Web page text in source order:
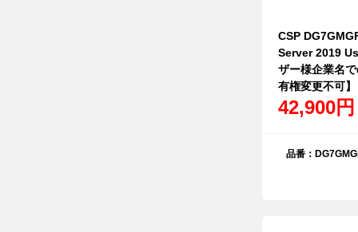
CSP
Server 2019
ザー様企業名
有権変更不可】
42,900円
品番：